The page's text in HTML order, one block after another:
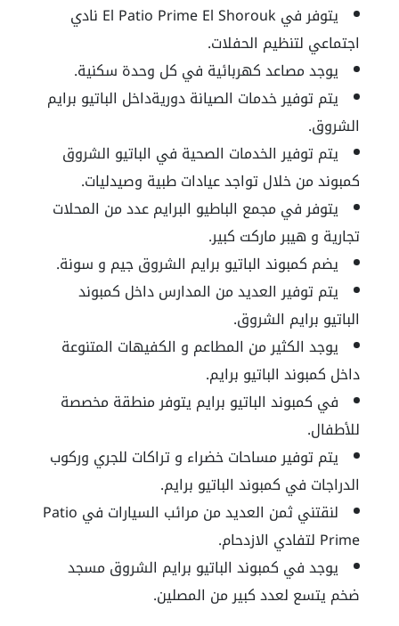
يتوفر في El Patio Prime El Shorouk نادي
اجتماعي لتنظيم الحفلات.
يوجد مصاعد كهربائية في كل وحدة سكنية.
يتم توفير خدمات الصيانة دوريةداخل الباتيو برايم
الشروق.
يتم توفير الخدمات الصحية في الباتيو الشروق
كمبوند من خلال تواجد عيادات طبية وصيدليات.
يتوفر في مجمع الباطيو البرايم عدد من المحلات
تجارية و هيبر ماركت كبير.
يضم كمبوند الباتيو برايم الشروق جيم و سونة.
يتم توفير العديد من المدارس داخل كمبوند
الباتيو برايم الشروق.
يوجد الكثير من المطاعم و الكفيهات المتنوعة
داخل كمبوند الباتيو برايم.
في كمبوند الباتيو برايم يتوفر منطقة مخصصة
للأطفال.
يتم توفير مساحات خضراء و تراكات للجري وركوب
الدراجات في كمبوند الباتيو برايم.
لنقتني ثمن العديد من مرائب السيارات في Patio
Prime لتفادي الازدحام.
يوجد في كمبوند الباتيو برايم الشروق مسجد
ضخم يتسع لعدد كبير من المصلين.